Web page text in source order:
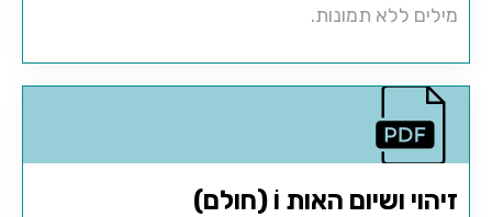
מילים ללא תמונות.
זיהוי ושיום האות וֹ (חולם)